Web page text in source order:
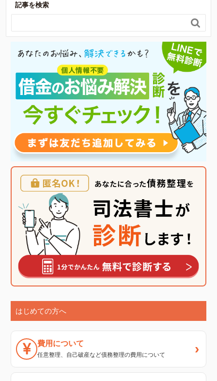
記事を検索

はじめての方へ
費用について
任意整理、自己破産など債務整理の費用について ›